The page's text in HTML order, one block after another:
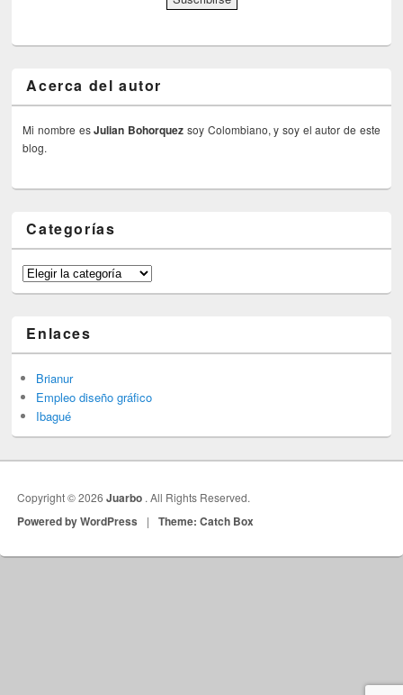
Acerca del autor
Mi nombre esJulian Bohorquez soy Colombiano, y soy el autor de este
blog.
Categorías
Categorías
Enlaces
Brianur
Empleo diseño gráfico
Ibagué
Copyright © 2026Juarbo . All Rights Reserved.
Powered by WordPress | Theme: Catch Box